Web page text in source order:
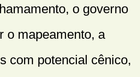
o governo
o mapeamento, a
com potencial cênico,